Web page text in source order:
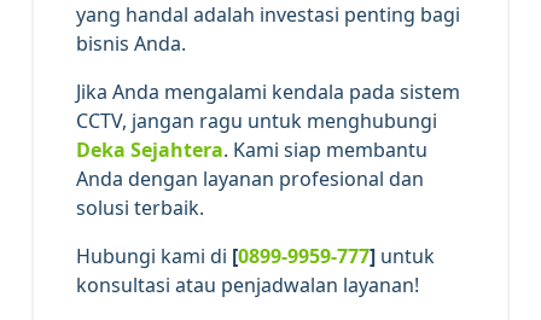
yang handal adalah investasi penting bagi
bisnis Anda.
Jika Anda mengalami kendala pada sistem
CCTV, jangan ragu untuk menghubungi
Deka Sejahtera. Kami siap membantu
Anda dengan layanan profesional dan
solusi terbaik.
Hubungi kami di [0899-9959-777] untuk
konsultasi atau penjadwalan layanan!